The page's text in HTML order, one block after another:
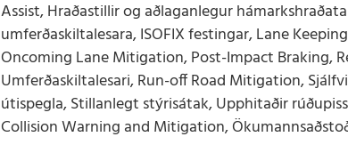
Assist, Hraðastillir og aðlaganlegur
umferðaskiltalesara, ISOFIX festingar, Lane
Oncoming Lane Mitigation, Post-Impact Braking,
Umferðaskiltalesari, Run-off Road Mitigation,
útispegla, Stillanlegt stýrisátak, Upphitaðir
Collision Warning and Mitigation,